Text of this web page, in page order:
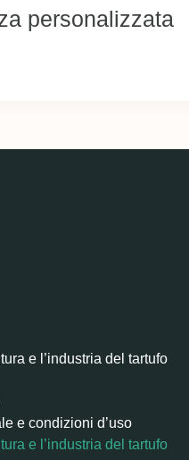
personalizzata
e l’industria del tartufo
e condizioni d’uso
e l’industria del tartufo